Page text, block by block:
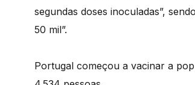
segundas doses inoculadas”,
50 mil”.
Portugal começou a vacinar a